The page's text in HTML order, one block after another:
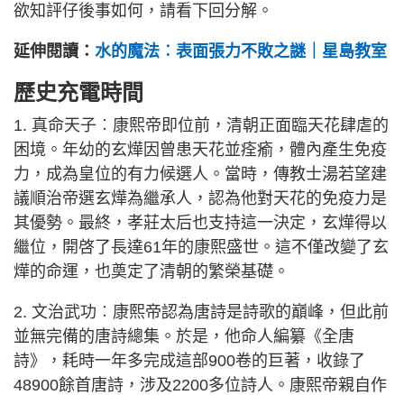
欲知評仔後事如何，請看下回分解。
延伸閱讀： 水的魔法︰表面張力不敗之謎｜星島教室
歷史充電時間
1. 真命天子︰康熙帝即位前，清朝正面臨天花肆虐的
困境。年幼的玄燁因曾患天花並痊瘉，體內產生免疫
力，成為皇位的有力候選人。當時，傳教士湯若望建
議順治帝選玄燁為繼承人，認為他對天花的免疫力是
其優勢。最終，孝莊太后也支持這一決定，玄燁得以
繼位，開啓了長達61年的康熙盛世。這不僅改變了玄
燁的命運，也奠定了清朝的繁榮基礎。
2. 文治武功︰康熙帝認為唐詩是詩歌的巔峰，但此前
並無完備的唐詩總集。於是，他命人編纂《全唐
詩》，耗時一年多完成這部900卷的巨著，收錄了
48900餘首唐詩，涉及2200多位詩人。康熙帝親自作